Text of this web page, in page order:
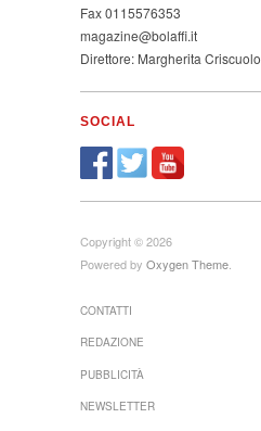
Fax 0115576353
magazine@bolaffi.it
Direttore: Margherita Criscuolo
SOCIAL
Copyright © 2026
Powered by Oxygen Theme
CONTATTI
REDAZIONE
PUBBLICITÀ
NEWSLETTER